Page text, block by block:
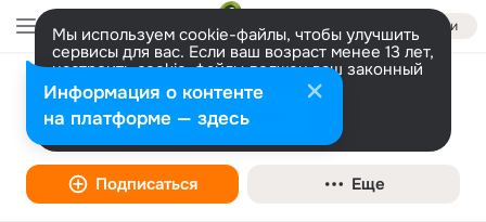
Войти
Мы используем cookie-файлы, чтобы улучшить
сервисы для вас. Если ваш возраст менее 13 лет,
настроить cookie-файлы должен ваш законный
представитель. Больше информации
Разрешить все Настроить
Юдихинский сельский дом культуры
Подписаться Еще
Информация о контенте
на платформе — здесь